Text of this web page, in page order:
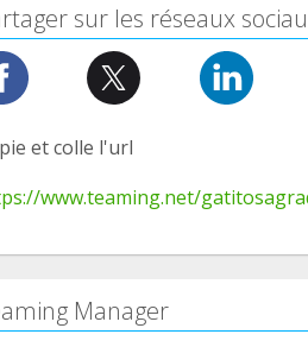
sur les réseaux
et colle l'url
www.teaming.net/
Manager